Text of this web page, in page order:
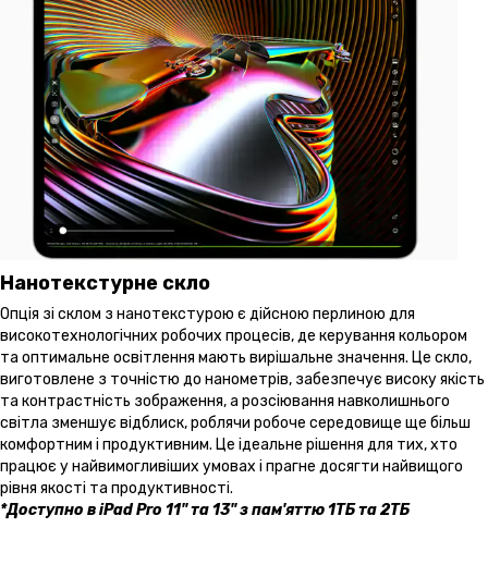
Нанотекстурне скло
Опція зі склом з нанотекстурою є дійсною перлиною для
високотехнологічних робочих процесів, де керування кольором
та оптимальне освітлення мають вирішальне значення. Це скло,
виготовлене з точністю до нанометрів, забезпечує високу якість
та контрастність зображення, а розсіювання навколишнього
світла зменшує відблиск, роблячи робоче середовище ще більш
комфортним і продуктивним. Це ідеальне рішення для тих, хто
працює у найвимогливіших умовах і прагне досягти найвищого
рівня якості та продуктивності.
*Доступно в iPad Pro 11" та 13" з пам'яттю 1ТБ та 2ТБ